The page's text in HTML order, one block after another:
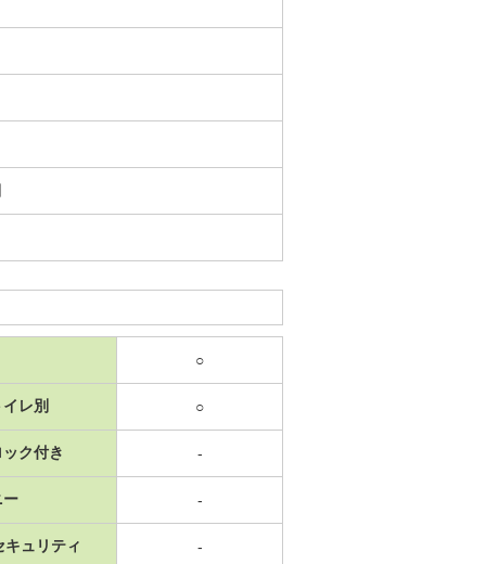
○
レ別 ○
ク付き -
ー -
キュリティ -